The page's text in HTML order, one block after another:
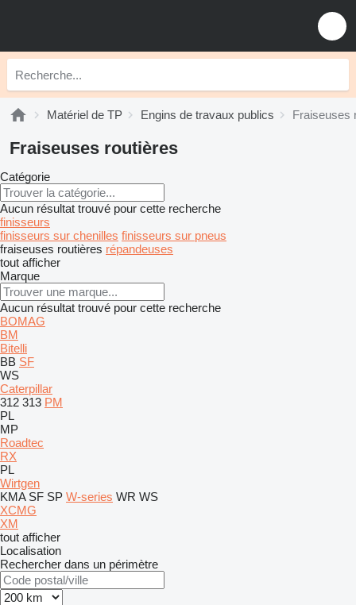
Matériel de TP Engins de travaux publics Fraiseuses
Fraiseuses routières
Catégorie
Aucun résultat trouvé pour cette recherche
finisseurs
finisseurs sur chenilles finisseurs sur pneus
fraiseuses routières répandeuses
tout afficher
Marque
Aucun résultat trouvé pour cette recherche
BOMAG
BM
Bitelli
BB SF
WS
Caterpillar
312 313 PM
PL
MP
Roadtec
RX
PL
Wirtgen
KMA SF SP W-series WR WS
XCMG
XM
tout afficher
Localisation
Rechercher dans un périmètre